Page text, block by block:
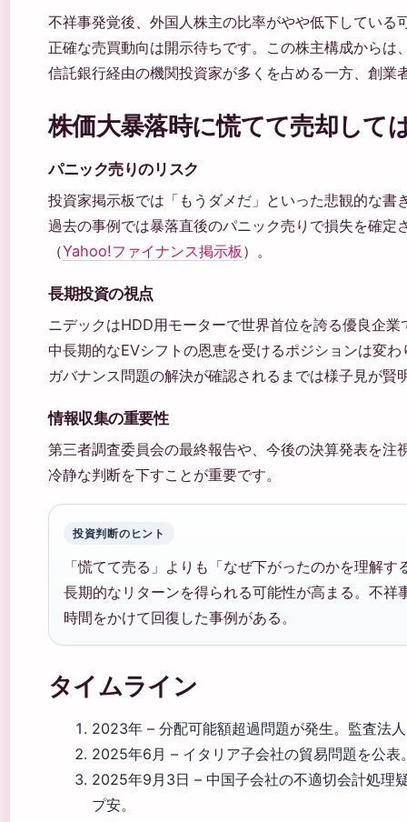
不祥事発覚後、外国人株主の比率がやや低下している
正確な売買動向は開示待ちです。この株主構成からは
信託銀行経由の機関投資家が多くを占める一方、創業
株価大暴落時に慌てて売却して
パニック売りのリスク
投資家掲示板では「もうダメだ」といった悲観的な書
過去の事例では暴落直後のパニック売りで損失を確定
（Yahoo!ファイナンス掲示板 ）。
長期投資の視点
ニデックはHDD用モーターで世界首位を誇る優良企業
中長期的なEVシフトの恩恵を受けるポジションは変わ
ガバナンス問題の解決が確認されるまでは様子見が賢
情報収集の重要性
第三者調査委員会の最終報告や、今後の決算発表を注
冷静な判断を下すことが重要です。
投資判断のヒント
「慌てて売る」よりも「なぜ下がったのかを理解す
長期的なリターンを得られる可能性が高まる。不祥
時間をかけて回復した事例がある。
タイムライン
2023年 – 分配可能額超過問題が発生。監査法
2025年6月 – イタリア子会社の貿易問題を公表
2025年9月3日 – 中国子会社の不適切会計処理
プ安。